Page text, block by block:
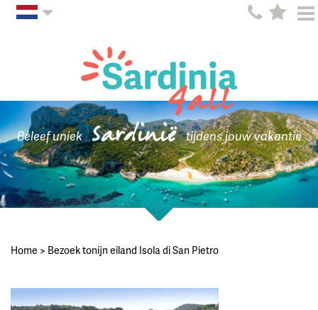
Beleef uniek Sardinië tijdens jouw vakantie
Home > Bezoek tonijn eiland Isola di San Pietro